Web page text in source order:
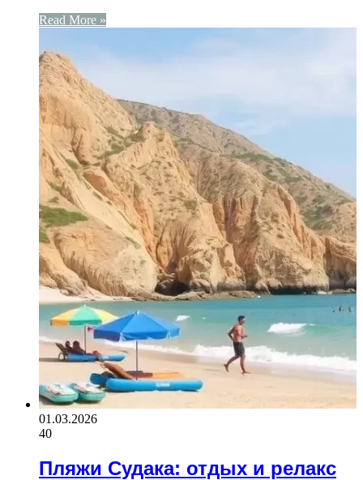
Read More »
01.03.2026
40
Пляжи Судака: отдых и релакс